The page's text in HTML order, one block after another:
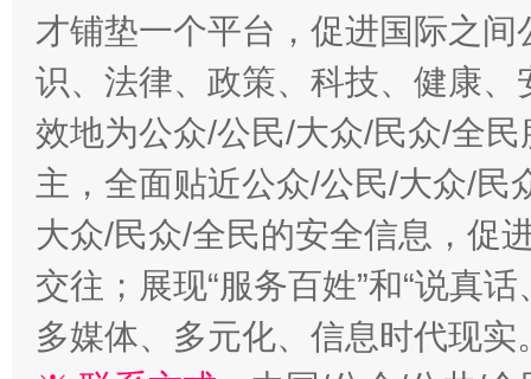
才铺垫一个平台，促进国际之
识、法律、政策、科技、健康
效地为公众/公民/大众/民众/全
主，全面贴近公众/公民/大众/民
大众/民众/全民的安全信息，促
交往；展现“服务百姓”和“说真
多媒体、多元化、信息时代现实